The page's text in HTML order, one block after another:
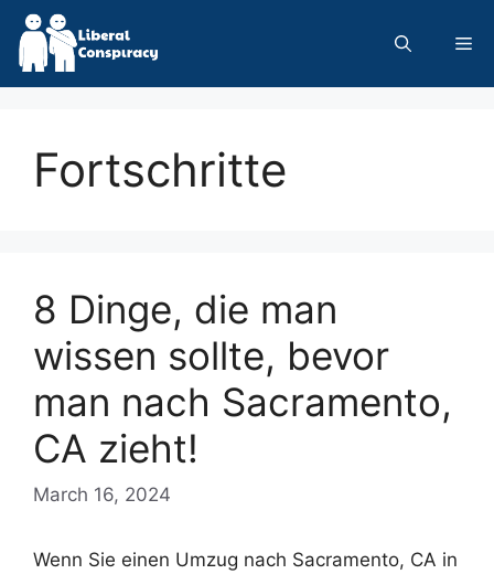
Skip
content
Fortschritte
8 Dinge, die man
wissen sollte, bevor
man nach Sacramento,
CA zieht!
March 16, 2024
Wenn Sie einen Umzug nach Sacramento, CA in